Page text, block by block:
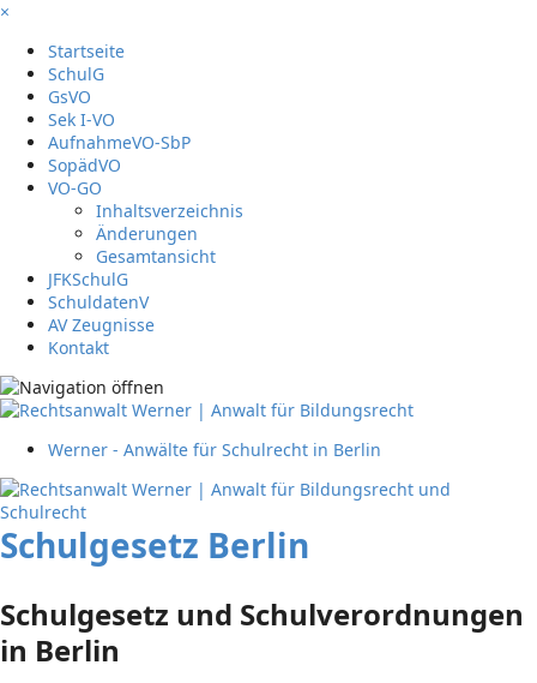
×
Startseite
SchulG
GsVO
Sek I-VO
AufnahmeVO-SbP
SopädVO
VO-GO
Inhaltsverzeichnis
Änderungen
Gesamtansicht
JFKSchulG
SchuldatenV
AV Zeugnisse
Kontakt
Werner - Anwälte für Schulrecht in Berlin
Schulgesetz Berlin
Schulgesetz und Schulverordnungen
in Berlin